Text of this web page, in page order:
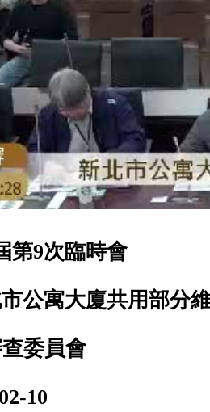
第9次臨時會
寓大廈共用部分維
委員會
10